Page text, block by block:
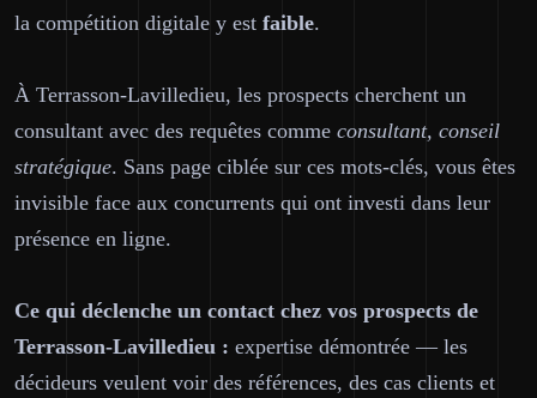
la compétition digitale y est faible.
À Terrasson-Lavilledieu, les prospects cherchent un
consultant avec des requêtes comme consultant, conseil
stratégique. Sans page ciblée sur ces mots-clés, vous êtes
invisible face aux concurrents qui ont investi dans leur
présence en ligne.
Ce qui déclenche un contact chez vos prospects de
Terrasson-Lavilledieu : expertise démontrée — les
décideurs veulent voir des références, des cas clients et